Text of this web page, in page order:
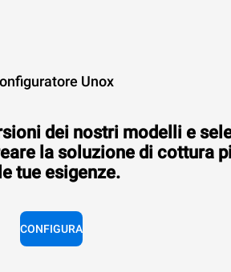
esclusa 3.600,00 €IVA esclusa
Unox
dei nostri modelli e
la soluzione di cottura
tue esigenze.
CONFIGURA